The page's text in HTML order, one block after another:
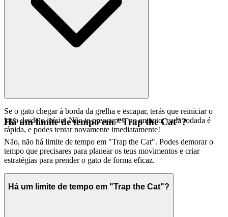
Se o gato chegar à borda da grelha e escapar, terás que reiniciar o
jogo desde o início. Não te preocupes, no entanto; cada rodada é
rápida, e podes tentar novamente imediatamente!
Há um limite de tempo em "Trap the Cat"?
Não, não há limite de tempo em "Trap the Cat". Podes demorar o
tempo que precisares para planear os teus movimentos e criar
estratégias para prender o gato de forma eficaz.
Há um limite de tempo em "Trap the Cat"?